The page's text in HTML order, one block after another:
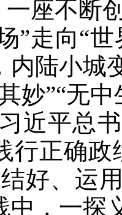
座不断
”走向“
内陆小城
妙”“无
近平总
行正确
好、运
中，一探